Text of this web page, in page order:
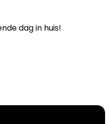
dag in huis!